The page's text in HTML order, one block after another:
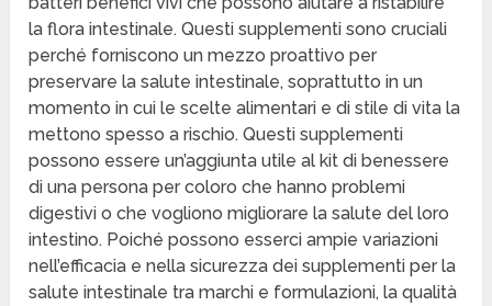
la flora intestinale. Questi supplementi sono cruciali
perché forniscono un mezzo proattivo per
preservare la salute intestinale, soprattutto in un
momento in cui le scelte alimentari e di stile di vita la
mettono spesso a rischio. Questi supplementi
possono essere un’aggiunta utile al kit di benessere
di una persona per coloro che hanno problemi
digestivi o che vogliono migliorare la salute del loro
intestino. Poiché possono esserci ampie variazioni
nell’efficacia e nella sicurezza dei supplementi per la
salute intestinale tra marchi e formulazioni, la qualità